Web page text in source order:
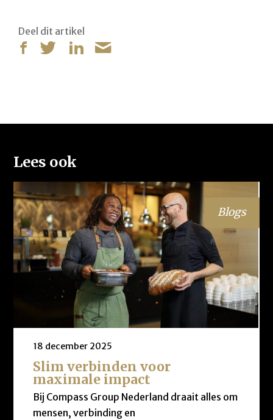
Deel dit artikel
Lees ook
18 december 2025
Blogs
Slim verbinden voor
maximale impact
Bij Compass Group Nederland draait alles om
mensen, verbinding en